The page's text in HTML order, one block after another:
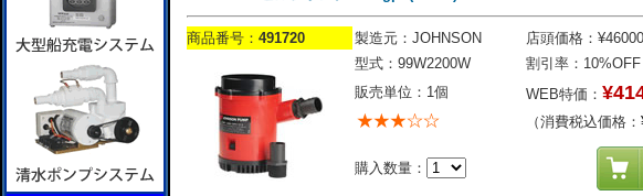
商品番号： 491720 製造元：JOHNSON
店頭価格：¥46000
型式：99W2200W
割引率：10%OFF
販売単位：1個
WEB特価：
（消費税込価格：
購入数量：